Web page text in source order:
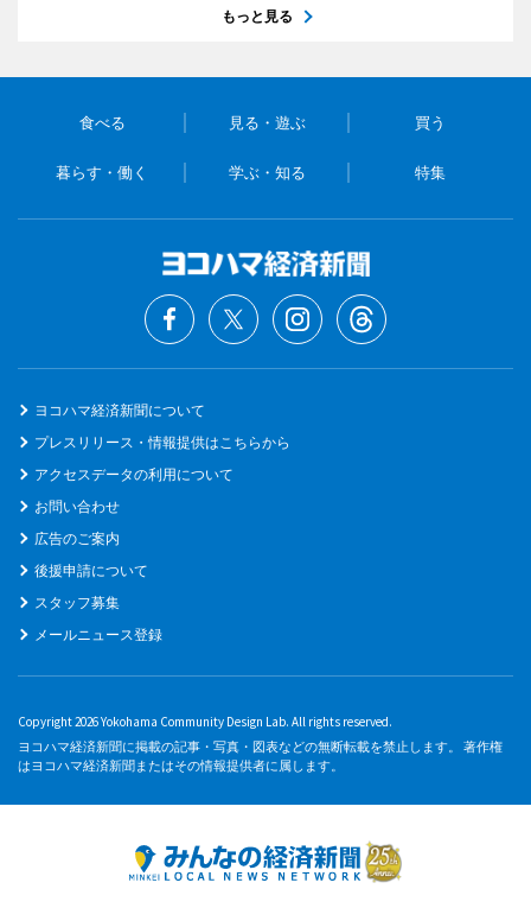
もっと見る
食べる 見る・遊ぶ 買う
暮らす・働く 学ぶ・知る 特集
ヨコハマ経済新聞について
プレスリリース・情報提供はこちらから
アクセスデータの利用について
お問い合わせ
広告のご案内
後援申請について
スタッフ募集
メールニュース登録
Copyright 2026 Yokohama Community Design Lab. All rights reserved.
ヨコハマ経済新聞に掲載の記事・写真・図表などの無断転載を禁止します。 著作権
はヨコハマ経済新聞またはその情報提供者に属します。